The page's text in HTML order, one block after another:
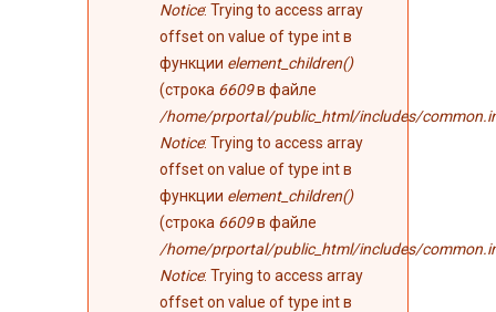
Notice: Trying to access array
offset on value of type int в
функции element_children()
(строка 6609в файле
/home/prportal/public_html/includes/
Notice: Trying to access array
offset on value of type int в
функции element_children()
(строка 6609в файле
/home/prportal/public_html/includes/
Notice: Trying to access array
offset on value of type int в